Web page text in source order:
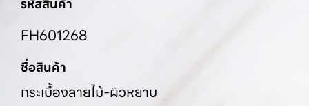
FH601268
ชื่อสินค้า
กระเบื้องลายไม้-ผิวหยาบ